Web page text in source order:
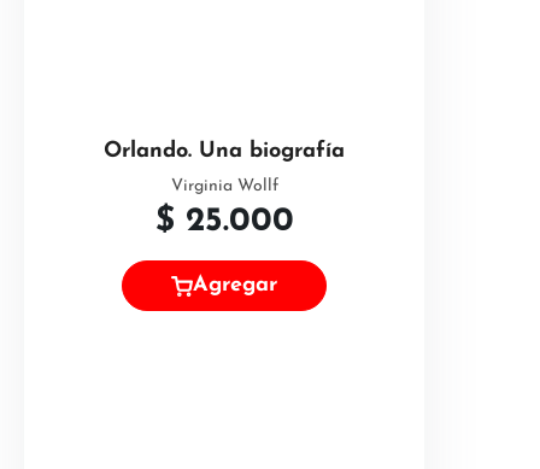
Orlando. Una biografía
Virginia Wollf
$ 25.000
Agregar